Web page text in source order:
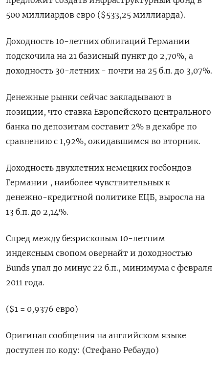
500 миллиардов евро ($533,25 миллиарда).
Доходность 10-летних облигаций Германии
подскочила на 21 базисный пункт до 2,70%, а
доходность 30-летних - почти на 25 б.п. до 3,07%.
Денежные рынки сейчас закладывают в
позиции, что ставка Европейского центрального
банка по депозитам составит 2% в декабре по
сравнению с 1,92%, ожидавшимся во вторник.
Доходность двухлетних немецких госбондов
Германии , наиболее чувствительных к
денежно-кредитной политике ЕЦБ, выросла на
13 б.п. до 2,14%.
Спред между безрисковым 10-летним
индексным свопом овернайт и доходностью
Bunds упал до минус 22 б.п., минимума с февраля
2011 года.
($1 = 0,9376 евро)
Оригинал сообщения на английском языке
доступен по коду: (Стефано Ребаудо)